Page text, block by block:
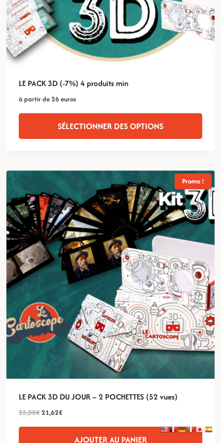
LE PACK 3D (-7%) 4 produits min
à partir de 26 euros
SÉLECTIONNER DES OPTIONS
Promo !
LE PACK 3D DU JOUR – 2 POCHETTES (52 vues)
25,00€Le
21,62€Le
actuelAJOUTER AU PANIER